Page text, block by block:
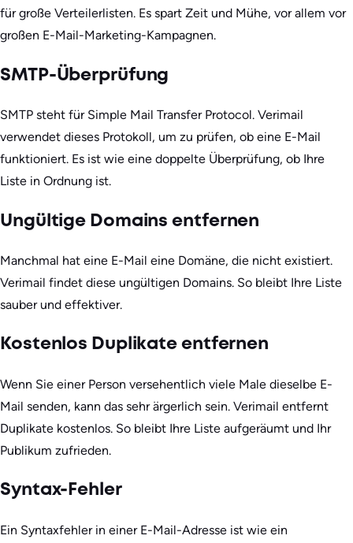
für große Verteilerlisten. Es spart Zeit und Mühe, vor allem vor
großen E-Mail-Marketing-Kampagnen.
SMTP-Überprüfung
SMTP steht für Simple Mail Transfer Protocol. Verimail
verwendet dieses Protokoll, um zu prüfen, ob eine E-Mail
funktioniert. Es ist wie eine doppelte Überprüfung, ob Ihre
Liste in Ordnung ist.
Ungültige Domains entfernen
Manchmal hat eine E-Mail eine Domäne, die nicht existiert.
Verimail findet diese ungültigen Domains. So bleibt Ihre Liste
sauber und effektiver.
Kostenlos Duplikate entfernen
Wenn Sie einer Person versehentlich viele Male dieselbe E-
Mail senden, kann das sehr ärgerlich sein. Verimail entfernt
Duplikate kostenlos. So bleibt Ihre Liste aufgeräumt und Ihr
Publikum zufrieden.
Syntax-Fehler
Ein Syntaxfehler in einer E-Mail-Adresse ist wie ein